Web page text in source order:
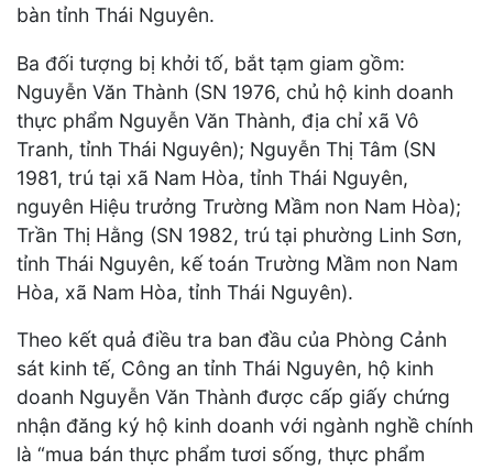
bàn tỉnh Thái Nguyên.
Ba đối tượng bị khởi tố, bắt tạm giam gồm:
Nguyễn Văn Thành (SN 1976, chủ hộ kinh doanh
thực phẩm Nguyễn Văn Thành, địa chỉ xã Vô
Tranh, tỉnh Thái Nguyên); Nguyễn Thị Tâm (SN
1981, trú tại xã Nam Hòa, tỉnh Thái Nguyên,
nguyên Hiệu trưởng Trường Mầm non Nam Hòa);
Trần Thị Hằng (SN 1982, trú tại phường Linh Sơn,
tỉnh Thái Nguyên, kế toán Trường Mầm non Nam
Hòa, xã Nam Hòa, tỉnh Thái Nguyên).
Theo kết quả điều tra ban đầu của Phòng Cảnh
sát kinh tế, Công an tỉnh Thái Nguyên, hộ kinh
doanh Nguyễn Văn Thành được cấp giấy chứng
nhận đăng ký hộ kinh doanh với ngành nghề chính
là “mua bán thực phẩm tươi sống, thực phẩm